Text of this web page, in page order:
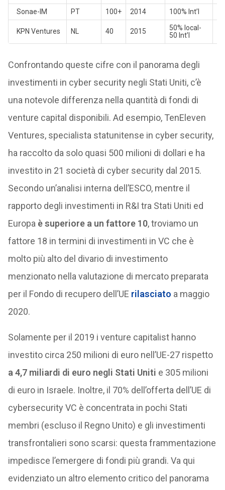
Sonae-IM PT 100+ 2014 100% Int’l
KPN Ventures NL 40 2015
50% local-
50 Int’l
Confrontando queste cifre con il panorama degli
investimenti in cyber security negli Stati Uniti, c’è
una notevole differenza nella quantità di fondi di
venture capital disponibili. Ad esempio, TenEleven
Ventures, specialista statunitense in cyber security,
ha raccolto da solo quasi 500 milioni di dollari e ha
investito in 21 società di cyber security dal 2015.
Secondo un’analisi interna dell’ESCO, mentre il
rapporto degli investimenti in R&I tra Stati Uniti ed
Europa è superiore a un fattore 10, troviamo un
fattore 18 in termini di investimenti in VC che è
molto più alto del divario di investimento
menzionato nella valutazione di mercato preparata
per il Fondo di recupero dell’UE rilasciato a maggio
2020.
Solamente per il 2019 i venture capitalist hanno
investito circa 250 milioni di euro nell’UE-27 rispetto
a 4,7 miliardi di euro negli Stati Uniti e 305 milioni
di euro in Israele. Inoltre, il 70% dell’offerta dell’UE di
cybersecurity VC è concentrata in pochi Stati
membri (escluso il Regno Unito) e gli investimenti
transfrontalieri sono scarsi: questa frammentazione
impedisce l’emergere di fondi più grandi. Va qui
evidenziato un altro elemento critico del panorama